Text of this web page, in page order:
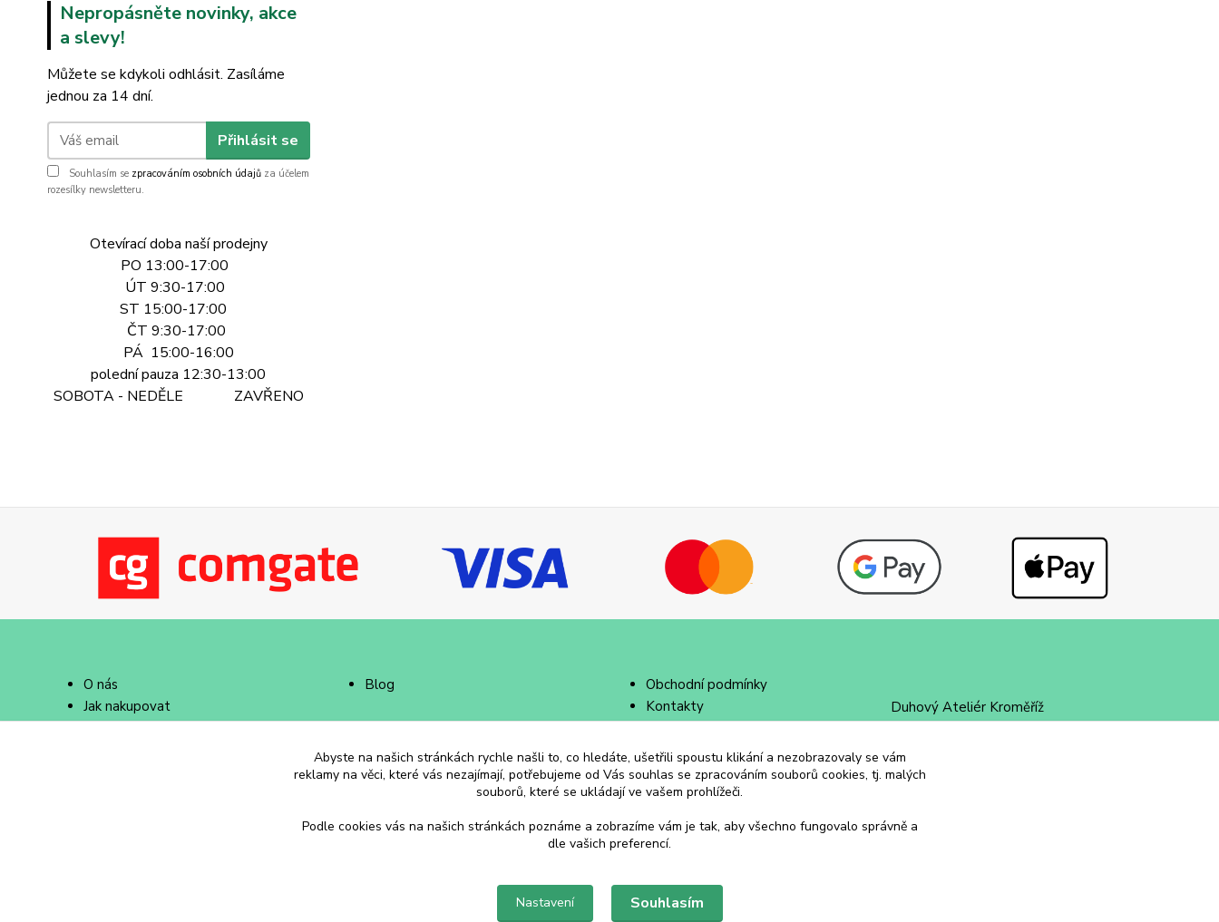
Nepropásněte novinky, akce
a slevy!
Můžete se kdykoli odhlásit. Zasíláme
jednou za 14 dní.
Přihlásit se
Souhlasím se zpracováním osobních údajů za účelem
rozesílky newsletteru.
Otevírací doba naší prodejny
PO 13:00-17:00
ÚT 9:30-17:00
ST 15:00-17:00
ČT 9:30-17:00
PÁ 15:00-16:00
polední pauza 12:30-13:00
SOBOTA - NEDĚLE ZAVŘENO
O nás
Jak nakupovat
Doprava a platba
Blog
Obchodní podmínky
Kontakty
Duhový Ateliér Kroměříž
+420 734 258 002
Abyste na našich stránkách rychle našli to, co hledáte, ušetřili spoustu klikání a nezobrazovaly se vám
reklamy na věci, které vás nezajímají, potřebujeme od Vás souhlas se zpracováním souborů cookies, tj. malých
souborů, které se ukládají ve vašem prohlížeči.
Podle cookies vás na našich stránkách poznáme a zobrazíme vám je tak, aby všechno fungovalo správně a
dle vašich preferencí.
Nastavení Souhlasím